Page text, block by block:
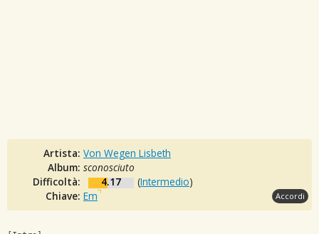
Artista: Von Wegen Lisbeth
Album: sconosciuto
Difficoltà:
4.17 (Intermedio)
Chiave: Em Accordi